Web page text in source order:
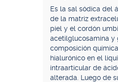
Es la sal sódica del
de la matriz
piel y el cordón
acetilglucosamina y
composición
hialurónico en el
intraarticular de
alterada. Luego de